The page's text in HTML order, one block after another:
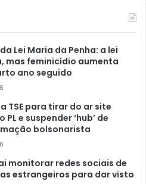
Lei Maria da Penha: a lei
mas feminicídio aumenta
ano seguido
TSE para tirar do ar site
PL e suspender ‘hub’ de
bolsonarista
monitorar redes sociais de
estrangeiros para dar visto